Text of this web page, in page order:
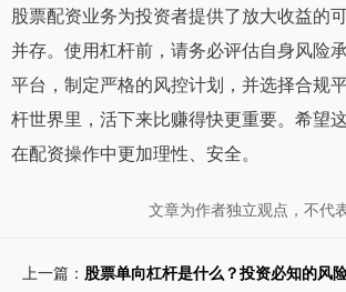
股票配资业务为投资者提供了放大收益的
并存。使用杠杆前，请务必评估自身风险
平台，制定严格的风控计划，并选择合规
杆世界里，活下来比赚得快更重要。希望
在配资操作中更加理性、安全。
文章为作者独立观点，不代
上一篇： 股票单向杠杆是什么？投资必知的风